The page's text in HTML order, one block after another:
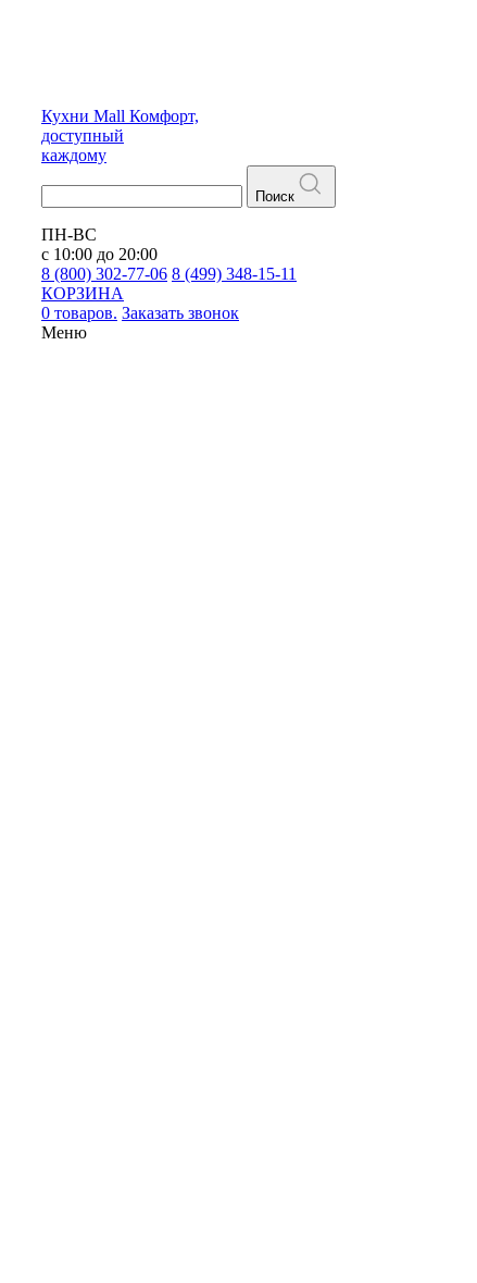
Кухни Mall Комфорт,
доступный
каждому
Поиск
ПН-ВС
с 10:00 до 20:00
8 (800) 302-77-06 8 (499) 348-15-11
КОРЗИНА
0 товаров. Заказать звонок
Меню